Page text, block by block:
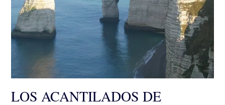
LOS ACANTILADOS DE